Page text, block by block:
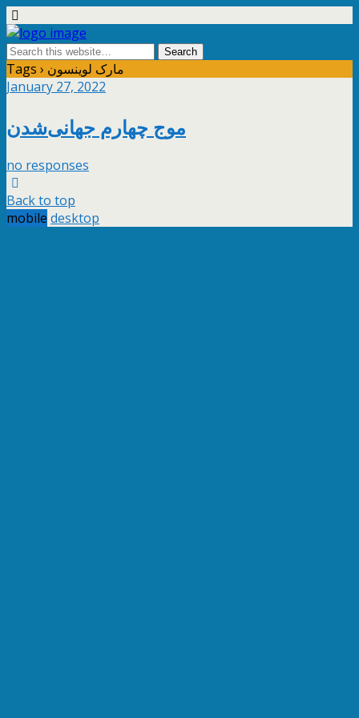
Tags › مارک لوینسون
January 27, 2022
موج چهارم جهانی‌شدن
no responses
Back to top
mobile desktop